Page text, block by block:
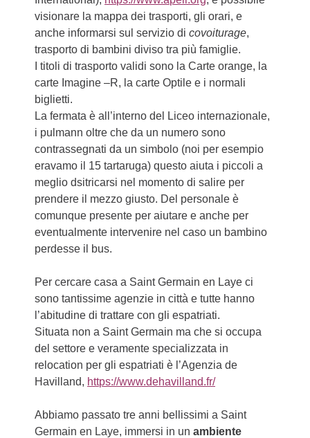
visionare la mappa dei trasporti, gli orari, e
anche informarsi sul servizio dicovoiturage,
trasporto di bambini diviso tra più famiglie.
I titoli di trasporto validi sono la Carte orange, la
carte Imagine –R, la carte Optile e i normali
biglietti.
La fermata è all’interno del Liceo internazionale,
i pulmann oltre che da un numero sono
contrassegnati da un simbolo (noi per esempio
eravamo il 15 tartaruga) questo aiuta i piccoli a
meglio dsitricarsi nel momento di salire per
prendere il mezzo giusto. Del personale è
comunque presente per aiutare e anche per
eventualmente intervenire nel caso un bambino
perdesse il bus.
Per cercare casa a Saint Germain en Laye ci
sono tantissime agenzie in città e tutte hanno
l’abitudine di trattare con gli espatriati.
Situata non a Saint Germain ma che si occupa
del settore e veramente specializzata in
relocation per gli espatriati è l’Agenzia de
Havilland, https://www.dehavilland.fr/
Abbiamo passato tre anni bellissimi a Saint
Germain en Laye, immersi in unambiente